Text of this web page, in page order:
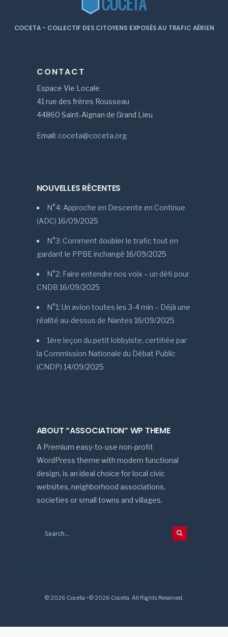
COCETA - COLLECTIF DES CITOYENS EXPOSÉS AU TRAFIC AÉRIEN
CONTACT
Espace Vie Locale
41 rue des frères Rousseau
44860 Saint-Aignan de Grand Lieu
Email: coceta@coceta.org
NOUVELLES RÉCENTES
N°4: Approche en Descente en Continue
(ADC) 16/09/2025
N°3: Comment doubler le trafic tout en
gardant le PPBE inchangé 16/09/2025
N°2: Faire entendre nos voix – un défi pour
CNDB 16/09/2025
N°1: Un avion toutes les 3-4 min – Déjà une
réalité au-dessus de Nantes 16/09/2025
1ère leçon du petit lobbyiste, certifiée par
la Commission Nationale du Débat Public
(CNDP) 14/09/2025
ABOUT “ASSOCIATION” WP THEME
A Premium easy-to-use non-profit
WordPress theme with modern functional
design, is an ideal choice for local civic
websites, neighborhood associations,
societies or small towns and villages.
© 2026 Coceta • © 2026 Coceta. All Rights Reserved.